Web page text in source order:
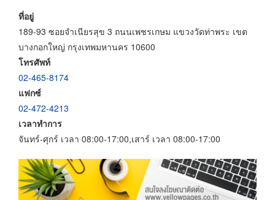
ที่อยู่
189-93 ซอยจำเนียรสุข 3 ถนนเพชรเกษม แขวงวัดท่าพระ เขต
บางกอกใหญ่ กรุงเทพมหานคร 10600
โทรศัพท์
02-465-8174
แฟกซ์
02-472-4213
เวลาทำการ
จันทร์-ศุกร์ เวลา 08:00-17:00,เสาร์ เวลา 08:00-17:00